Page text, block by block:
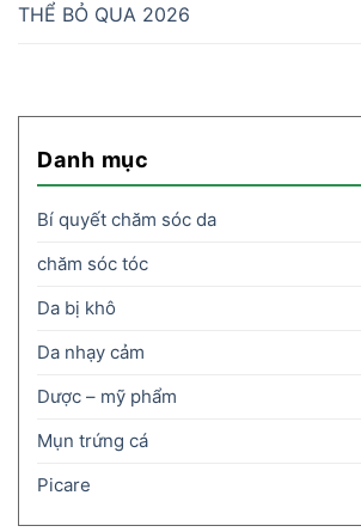
THỂ BỎ QUA 2026
Danh mục
Bí quyết chăm sóc da
chăm sóc tóc
Da bị khô
Da nhạy cảm
Dược – mỹ phẩm
Mụn trứng cá
Picare